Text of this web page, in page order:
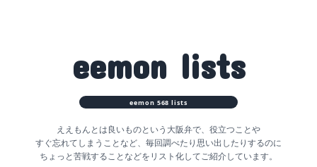
eemon lists
eemon 568 lists
ええもんとは良いものという大阪弁で、役立つことや
すぐ忘れてしまうことなど、 毎回調べたり思い出したりするのに
ちょっと苦戦することなどをリスト化してご紹介しています。